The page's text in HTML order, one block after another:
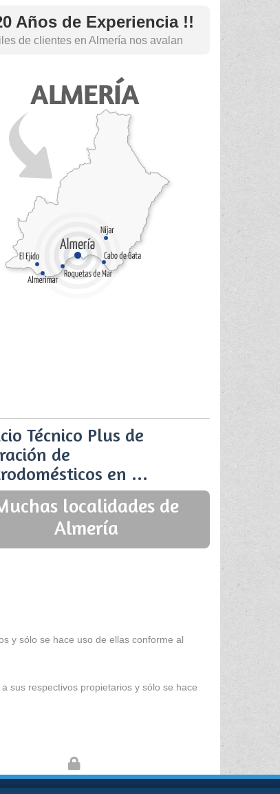
Años de Experiencia !!
de clientes en Almería nos avalan
Técnico Plus de
de
en ...
localidades de
Almería
y sólo se hace uso de ellas conforme al
sus respectivos propietarios y sólo se hace